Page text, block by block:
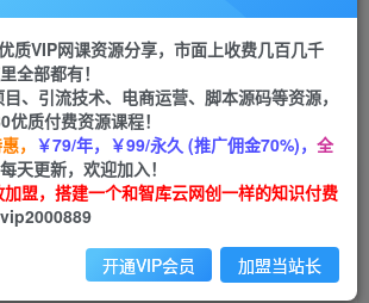
目
新
APP下载
GO
员专属 正文
收费108的听云直播互动打印机抖
头像语音播报祝福语软件
关注 私信
质VIP网课资源分享，市面上收费几百几千
全部都有！
、引流技术、电商运营、脚本源码等资源，
质付费资源课程！
， ￥79/年，￥99/永久 (推广佣金70%)， 全
每天更新，欢迎加入！
盟，搭建一个和智库云网创一样的知识付费
开通VIP会员 加盟当站长